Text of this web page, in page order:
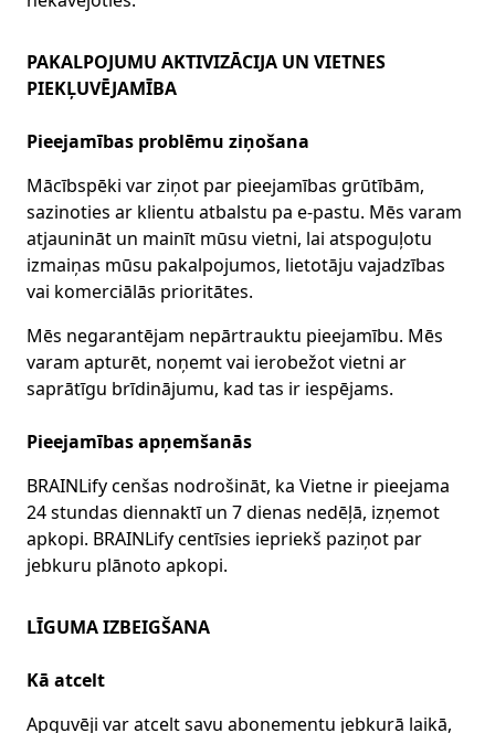
PAKALPOJUMU AKTIVIZĀCIJA UN VIETNES
PIEKĻUVĒJAMĪBA
Pieejamības problēmu ziņošana
Mācībspēki var ziņot par pieejamības grūtībām,
sazinoties ar klientu atbalstu pa e-pastu. Mēs varam
atjaunināt un mainīt mūsu vietni, lai atspoguļotu
izmaiņas mūsu pakalpojumos, lietotāju vajadzības
vai komerciālās prioritātes.
Mēs negarantējam nepārtrauktu pieejamību. Mēs
varam apturēt, noņemt vai ierobežot vietni ar
saprātīgu brīdinājumu, kad tas ir iespējams.
Pieejamības apņemšanās
BRAINLify cenšas nodrošināt, ka Vietne ir pieejama
24 stundas diennaktī un 7 dienas nedēļā, izņemot
apkopi. BRAINLify centīsies iepriekš paziņot par
jebkuru plānoto apkopi.
LĪGUMA IZBEIGŠANA
Kā atcelt
Apguvēji var atcelt savu abonementu jebkurā laikā,